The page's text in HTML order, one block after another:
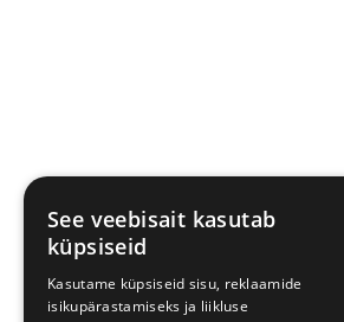
See veebisait kasutab
küpsiseid
Kasutame küpsiseid sisu, reklaamide
isikupärastamiseks ja liikluse